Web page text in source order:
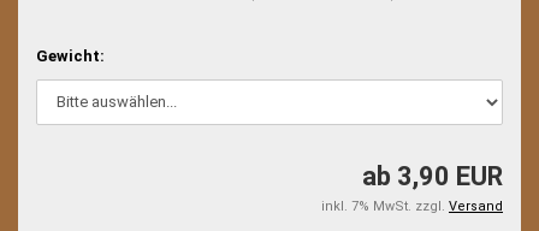
Gewicht:
ab 3,90 EUR
inkl. 7% MwSt. zzgl. Versand